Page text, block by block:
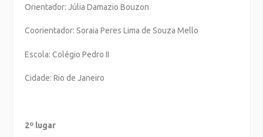
Orientador: Júlia Damazio Bouzon
Coorientador: Soraia Peres Lima de Souza Mello
Escola: Colégio Pedro II
Cidade: Rio de Janeiro
2º lugar